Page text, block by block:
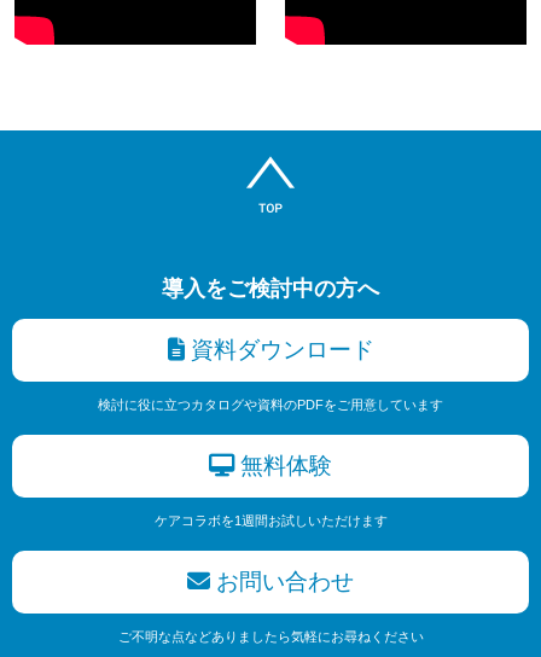
導入をご検討中の方へ
資料ダウンロード
検討に役に立つカタログや資料のPDFをご用意しています
無料体験
ケアコラボを1週間お試しいただけます
お問い合わせ
ご不明な点などありましたら気軽にお尋ねください